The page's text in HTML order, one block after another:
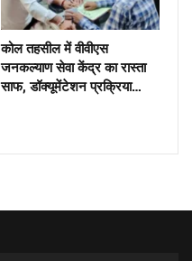
कोल तहसील में वीवीएस
जनकल्याण सेवा केंद्र का रास्ता
साफ, डॉक्यूमेंटेशन प्रक्रिया…